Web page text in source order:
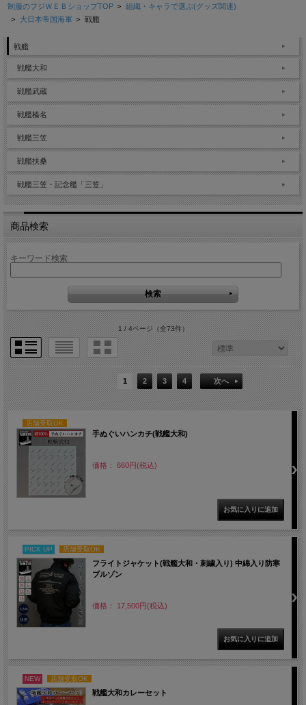
制服のフジＷＥＢショップTOP > 組織・キャラで選ぶ(グッズ関連)
> 大日本帝国海軍 > 戦艦
戦艦
戦艦大和
戦艦武蔵
戦艦榛名
戦艦三笠
戦艦扶桑
戦艦三笠・記念艦「三笠」
商品検索
キーワード検索
1 / 4ページ（全73件）
1 2 3 4 次へ
店舗受取OK
手ぬぐいハンカチ(戦艦大和)
価格： 660円(税込)
PICK UP 店舗受取OK
フライトジャケット(戦艦大和・刺繍入り) 中綿入り防寒
ブルゾン
価格： 17,500円(税込)
NEW 店舗受取OK
戦艦大和カレーセット